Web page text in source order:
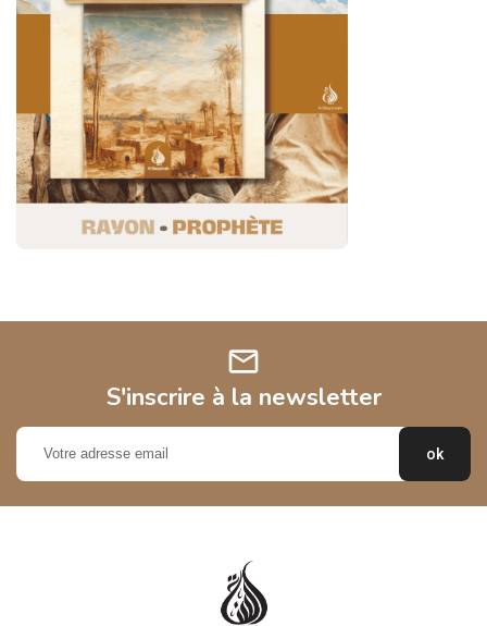
mail
S'inscrire à la newsletter